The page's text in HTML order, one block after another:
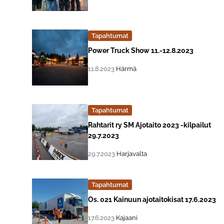
Tapahtumat
Lue lisää about event "
Power Truck Show 11.-12.8.2023
, Tapahtuman päiväys:
11.8.2023 Sijainti:
Härmä
Tapahtumat
Lue lisää about event "
Rahtarit ry SM Ajotaito 2023 -kilpailut
29.7.2023
, Tapahtuman päiväys:
29.7.2023 Sijainti:
Harjavalta
Tapahtumat
Lue lisää about event "
Os. 021 Kainuun ajotaitokisat 17.6.2023
, Tapahtuman päiväys:
17.6.2023 Sijainti:
Kajaani